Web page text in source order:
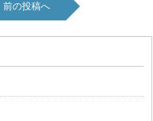
前の投稿へ